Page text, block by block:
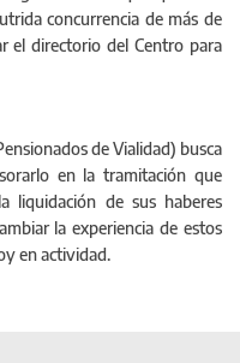
concurrencia de más de
el directorio del Centro para
de Vialidad) busca
en la tramitación que
liquidación de sus haberes
la experiencia de estos
en actividad.